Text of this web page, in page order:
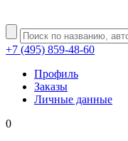
+7 (495) 859-48-60
Профиль
Заказы
Личные данные
0